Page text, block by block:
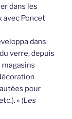
dans les
avec Poncet
dans
verre, depuis
magasins
pour
» (Les